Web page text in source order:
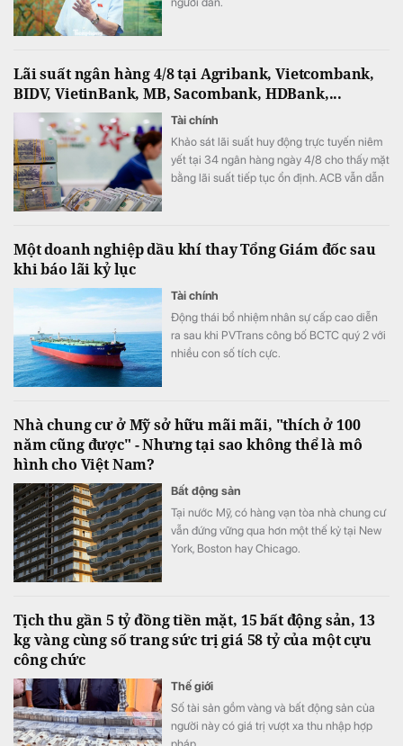
Lãi suất ngân hàng 4/8 tại Agribank, Vietcombank,
BIDV, VietinBank, MB, Sacombank, HDBank,...
Tài chính
Khảo sát lãi suất huy động trực tuyến niêm
yết tại 34 ngân hàng ngày 4/8 cho thấy mặt
bằng lãi suất tiếp tục ổn định. ACB vẫn dẫn
Một doanh nghiệp dầu khí thay Tổng Giám đốc sau
khi báo lãi kỷ lục
Tài chính
Động thái bổ nhiệm nhân sự cấp cao diễn
ra sau khi PVTrans công bố BCTC quý 2 với
nhiều con số tích cực.
Nhà chung cư ở Mỹ sở hữu mãi mãi, "thích ở 100
năm cũng được" - Nhưng tại sao không thể là mô
hình cho Việt Nam?
Bất động sản
Tại nước Mỹ, có hàng vạn tòa nhà chung cư
vẫn đứng vững qua hơn một thế kỷ tại New
York, Boston hay Chicago.
Tịch thu gần 5 tỷ đồng tiền mặt, 15 bất động sản, 13
kg vàng cùng số trang sức trị giá 58 tỷ của một cựu
công chức
Thế giới
Số tài sản gồm vàng và bất động sản của
người này có giá trị vượt xa thu nhập hợp